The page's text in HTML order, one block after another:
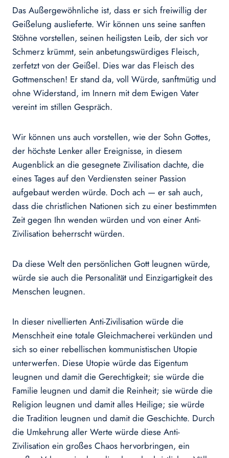
Das Außergewöhnliche ist, dass er sich freiwillig der
Geißelung auslieferte. Wir können uns seine sanften
Stöhne vorstellen, seinen heiligsten Leib, der sich vor
Schmerz krümmt, sein anbetungswürdiges Fleisch,
zerfetzt von der Geißel. Dies war das Fleisch des
Gottmenschen! Er stand da, voll Würde, sanftmütig und
ohne Widerstand, im Innern mit dem Ewigen Vater
vereint im stillen Gespräch.
Wir können uns auch vorstellen, wie der Sohn Gottes,
der höchste Lenker aller Ereignisse, in diesem
Augenblick an die gesegnete Zivilisation dachte, die
eines Tages auf den Verdiensten seiner Passion
aufgebaut werden würde. Doch ach — er sah auch,
dass die christlichen Nationen sich zu einer bestimmten
Zeit gegen Ihn wenden würden und von einer Anti-
Zivilisation beherrscht würden.
Da diese Welt den persönlichen Gott leugnen würde,
würde sie auch die Personalität und Einzigartigkeit des
Menschen leugnen.
In dieser nivellierten Anti-Zivilisation würde die
Menschheit eine totale Gleichmacherei verkünden und
sich so einer rebellischen kommunistischen Utopie
unterwerfen. Diese Utopie würde das Eigentum
leugnen und damit die Gerechtigkeit; sie würde die
Familie leugnen und damit die Reinheit; sie würde die
Religion leugnen und damit alles Heilige; sie würde
die Tradition leugnen und damit die Geschichte. Durch
die Umkehrung aller Werte würde diese Anti-
Zivilisation ein großes Chaos hervorbringen, ein